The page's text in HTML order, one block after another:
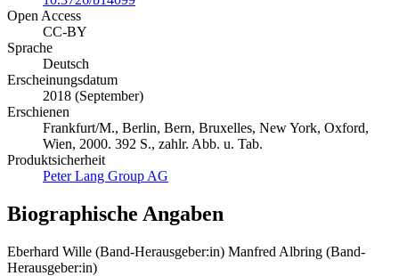
Open Access
CC-BY
Sprache
Deutsch
Erscheinungsdatum
2018 (September)
Erschienen
Frankfurt/M., Berlin, Bern, Bruxelles, New York, Oxford,
Wien, 2000. 392 S., zahlr. Abb. u. Tab.
Produktsicherheit
Peter Lang Group AG
Biographische Angaben
Eberhard Wille (Band-Herausgeber:in) Manfred Albring (Band-
Herausgeber:in)